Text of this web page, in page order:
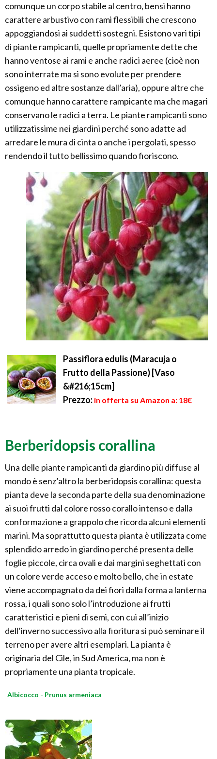
comunque un corpo stabile al centro, bensì hanno
carattere arbustivo con rami flessibili che crescono
appoggiandosi ai suddetti sostegni. Esistono vari tipi
di piante rampicanti, quelle propriamente dette che
hanno ventose ai rami e anche radici aeree (cioè non
sono interrate ma si sono evolute per prendere
ossigeno ed altre sostanze dall’aria), oppure altre che
comunque hanno carattere rampicante ma che magari
conservano le radici a terra. Le piante rampicanti sono
utilizzatissime nei giardini perché sono adatte ad
arredare le mura di cinta o anche i pergolati, spesso
rendendo il tutto bellissimo quando fioriscono.
Passiflora edulis (Maracuja o
Frutto della Passione) [Vaso
&#216;15cm]
Prezzo: in offerta su Amazon a: 18€
Berberidopsis corallina
Una delle piante rampicanti da giardino più diffuse al
mondo è senz’altro la berberidopsis corallina: questa
pianta deve la seconda parte della sua denominazione
ai suoi frutti dal colore rosso corallo intenso e dalla
conformazione a grappolo che ricorda alcuni elementi
marini. Ma soprattutto questa pianta è utilizzata come
splendido arredo in giardino perché presenta delle
foglie piccole, circa ovali e dai margini seghettati con
un colore verde acceso e molto bello, che in estate
viene accompagnato da dei fiori dalla forma a lanterna
rossa, i quali sono solo l’introduzione ai frutti
caratteristici e pieni di semi, con cui all’inizio
dell’inverno successivo alla fioritura si può seminare il
terreno per avere altri esemplari. La pianta è
originaria del Cile, in Sud America, ma non è
propriamente una pianta tropicale.
Albicocco - Prunus armeniaca